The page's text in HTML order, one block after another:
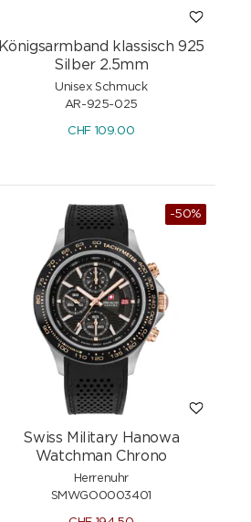
Königsarmband klassisch 925
Silber 2.5mm
Unisex Schmuck
AR-925-025
CHF 109.00
-50%
Swiss Military Hanowa
Watchman Chrono
Herrenuhr
SMWGO0003401